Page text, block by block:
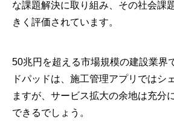
な課題解決に取り組み、その社会課
きく評価されています。
50兆円を超える市場規模の建設業界
ドパッドは、施工管理アプリではシ
ますが、サービス拡大の余地は充分
できるでしょう。